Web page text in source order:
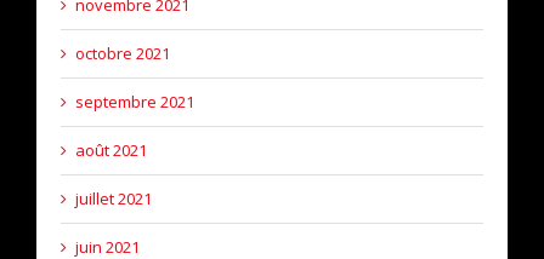
novembre 2021
octobre 2021
septembre 2021
août 2021
juillet 2021
juin 2021